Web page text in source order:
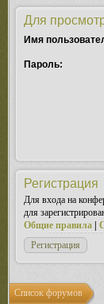
Для
Имя
Пароль:
Регистрация
Для входа на
для
Общие правила
Регистрация
Список форумов